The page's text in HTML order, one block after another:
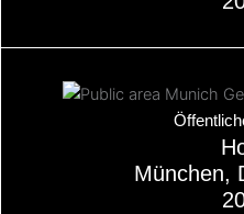
München,